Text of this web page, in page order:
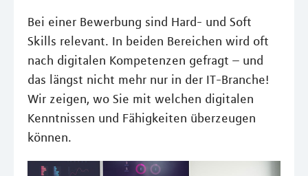
Bei einer Bewerbung sind Hard- und Soft
Skills relevant. In beiden Bereichen wird oft
nach digitalen Kompetenzen gefragt – und
das längst nicht mehr nur in der IT-Branche!
Wir zeigen, wo Sie mit welchen digitalen
Kenntnissen und Fähigkeiten überzeugen
können.